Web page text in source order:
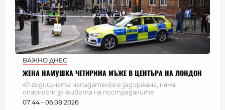
ВАЖНО ДНЕС
ЖЕНА НАМУШКА ЧЕТИРИМА МЪЖЕ В ЦЕНТЪРА НА ЛОНДОН
47-годишната нападателка е задържана, няма
опасност за живота на пострадалите
07:44 - 06.08.2026